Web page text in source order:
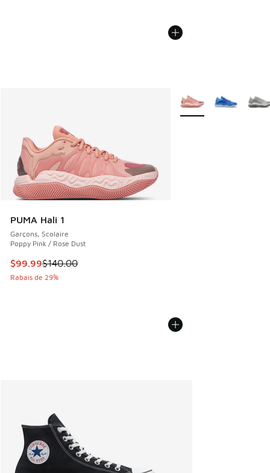
PUMA Hali 1
Garçons, Scolaire
Poppy Pink / Rose Dust
Cet article est en solde. Le prix est passé de $140.00 à
$99.99$140.00
Rabais de 29%
Plus de couleurs